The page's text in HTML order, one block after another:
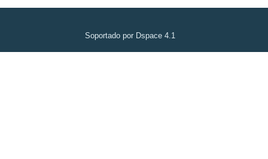
Soportado por Dspace 4.1